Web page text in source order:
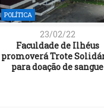
POLÍTICA
23/02/22
Faculdade de Ilhéus
promoverá Trote
para doação de sangue